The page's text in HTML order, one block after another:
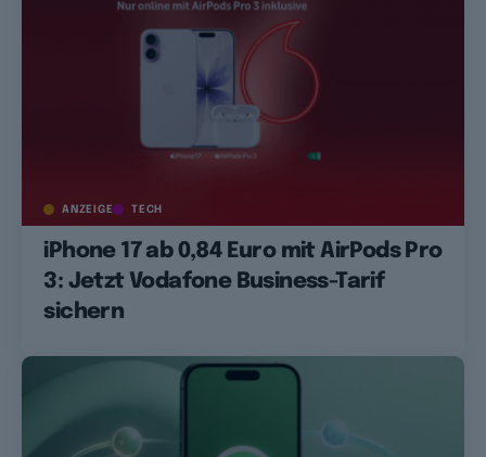
ANZEIGE TECH
iPhone 17 ab 0,84 Euro mit AirPods Pro
3: Jetzt Vodafone Business-Tarif
sichern